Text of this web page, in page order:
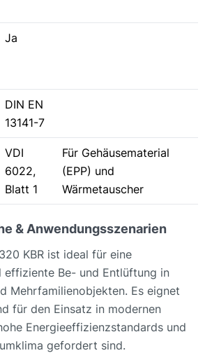
Ja
DIN EN
13141-7
VDI
6022,
Blatt 1
Für Gehäusematerial
(EPP) und
Wärmetauscher
& Anwendungsszenarien
KBR ist ideal für eine
Be- und Entlüftung in
Mehrfamilienobjekten. Es eignet
für den Einsatz in modernen
Energieeffizienzstandards und
gefordert sind.